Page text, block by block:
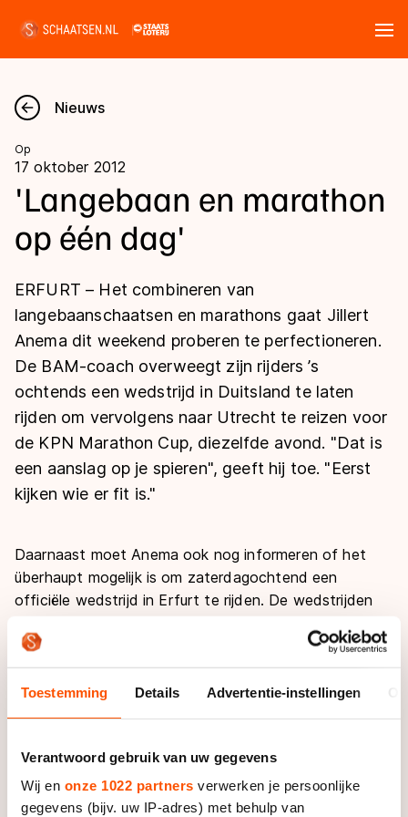
Toestemming Details Advertentie-instellingen
Verantwoord gebruik van uw gegevens
Wij en onze 1022 partners verwerken je persoonlijke
gegevens (bijv. uw IP-adres) met behulp van
Nieuws
Kalender
Disciplines
Langebaan
Shorttrack
Inlineskaten
Kunstschaatsen
Schoonrijden
Natuurijs
Uitslagen
Langebaan
Shorttrack
Marathon
Inlineskaten
Kunstschaatsen
Tijden & historie
Ranglijsten Langebaan
Persoonlijke records & tijden
Historie & statistiek
De weg op
Inschrijven wedstrijden
Algemene Nederlandse Schaatstijd
Waar kan ik schaatsen en skaten?
Schaatsfans
Evenementen
Tickets
Word schaatsfan!
Olympische Spelen
Medaille overzicht
Medaillespiegel
Olympische uitslagen
Van Jong tot Goud verhalen
Nieuws
Op
17 oktober 2012
'Langebaan en marathon
op één dag'
ERFURT – Het combineren van
langebaanschaatsen en marathons gaat Jillert
Anema dit weekend proberen te perfectioneren.
De BAM-coach overweegt zijn rijders ’s
ochtends een wedstrijd in Duitsland te laten
rijden om vervolgens naar Utrecht te reizen voor
de KPN Marathon Cup, diezelfde avond. "Dat is
een aanslag op je spieren", geeft hij toe. "Eerst
kijken wie er fit is."
Daarnaast moet Anema ook nog informeren of het
überhaupt mogelijk is om zaterdagochtend een
officiële wedstrijd in Erfurt te rijden. De wedstrijden
Dat de coach het plan in overweging neemt, is omdat
hij meerdere doelen in het oog houdt. "Wie op 4
november bovenaan staat in de stand van de
Dat het missen van de KPN Cup in Utrecht dat niet
per se in de weg staat, wimpelt hij weg. "Ik wil geen
inhaalrace voor die koppositie. Ik wil van bovenaan die